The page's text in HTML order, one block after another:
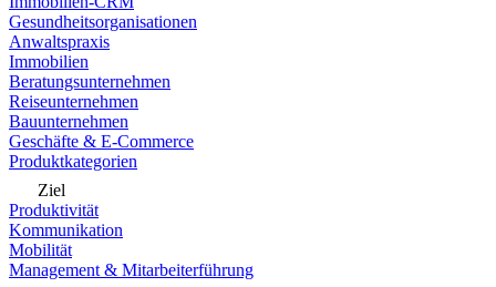
Gesundheitsorganisationen
Anwaltspraxis
Immobilien
Beratungsunternehmen
Reiseunternehmen
Bauunternehmen
Geschäfte & E-Commerce
Produktkategorien
Ziel
Produktivität
Kommunikation
Mobilität
Management & Mitarbeiterführung